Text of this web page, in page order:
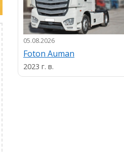
05.08.2026
Foton Auman
2023 г. в.